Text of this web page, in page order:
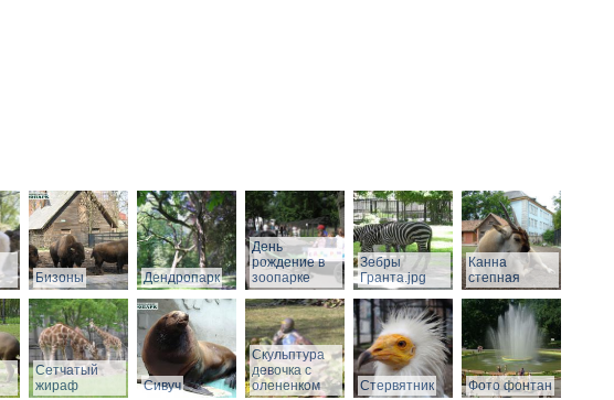
Бизоны Дендропарк
День
рождение в
зоопарке
Зебры
Гранта.jpg
Канна
степная
Сетчатый
жираф
Сивуч
Скульптура
девочка с
олененком
Стервятник Фото фонтан